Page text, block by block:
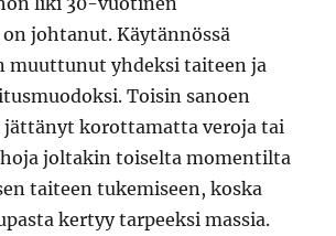
johtanut. Käytännössä
muuttunut yhdeksi taiteen ja
Toisin sanoen
jättänyt korottamatta veroja tai
joltakin toiselta momentilta
taiteen tukemiseen, koska
kertyy tarpeeksi massia.